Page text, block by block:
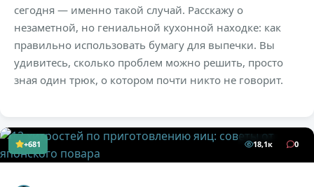
сегодня — именно такой случай. Расскажу о
незаметной, но гениальной кухонной находке: как
правильно использовать бумагу для выпечки. Вы
удивитесь, сколько проблем можно решить, просто
зная один трюк, о котором почти никто не говорит.
+681 18,1к 0